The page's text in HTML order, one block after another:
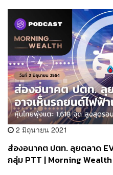
2 มิถุนายน 2021
ส่องอนาคต ปตท. ลุยตลาด
กลุ่ม PTT | Morning